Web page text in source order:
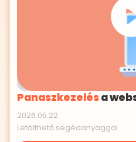
Panaszkezelésa
2026.05.22.
Letölthető segédanyaggal